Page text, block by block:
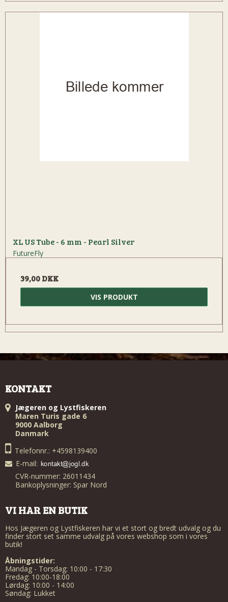
XL US Tube - 6 mm - Pearl Silver
FutureFly
39,00 DKK
VIS PRODUKT
KONTAKT
Jægeren og Lystfiskeren
Maren Turis gade 6
9000 Aalborg
Danmark
Telefonnr.: +4598139400
E-mail:
CVR-nummer: 26011434
Bankoplysninger: Spar Nord
VI HAR EN BUTIK
Hos Jægeren og Lystfiskeren har vi et stort og bredt udvalg og du
finder stort set samme udvalg på vores webshop som i vores
butik!
Åbningstider:
Mandag - Torsdag: 10:00 - 17:30
Fredag: 10:00-18:00
Lørdag: 10:00 - 14:00
Søndag: Lukket